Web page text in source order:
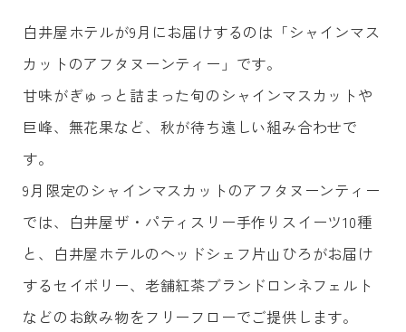
白井屋ホテルが9月にお届けするのは「シャインマス
カットのアフタヌーンティー」です。
甘味がぎゅっと詰まった旬のシャインマスカットや
巨峰、無花果など、秋が待ち遠しい組み合わせで
す。
9月限定のシャインマスカットのアフタヌーンティー
では、白井屋ザ・パティスリー手作りスイーツ10種
と、白井屋ホテルのヘッドシェフ片山ひろがお届け
するセイボリー、老舗紅茶ブランドロンネフェルト
などのお飲み物をフリーフローでご提供します。